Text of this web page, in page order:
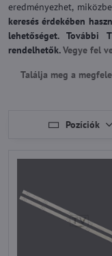
eredményezhet,
keresés érdekében
lehetőséget. További
rendelhetők.Vegye fel
Találja meg a
Pozíciók